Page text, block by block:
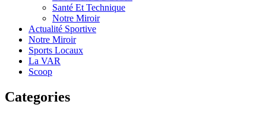
Santé Et Technique
Notre Miroir
Actualité Sportive
Notre Miroir
Sports Locaux
La VAR
Scoop
Categories